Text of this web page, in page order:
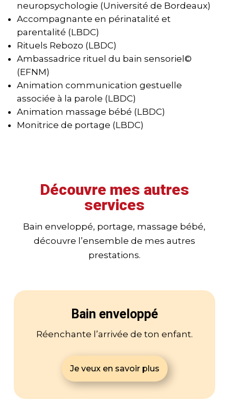
neuropsychologie (Université de Bordeaux)
Accompagnante en périnatalité et
parentalité (LBDC)
Rituels Rebozo (LBDC)
Ambassadrice rituel du bain sensoriel©
(EFNM)
Animation communication gestuelle
associée à la parole (LBDC)
Animation massage bébé (LBDC)
Monitrice de portage (LBDC)
Découvre mes autres
services
Bain enveloppé, portage, massage bébé,
découvre l’ensemble de mes autres
prestations.
Bain enveloppé
Réenchante l’arrivée de ton enfant.
Je veux en savoir plus